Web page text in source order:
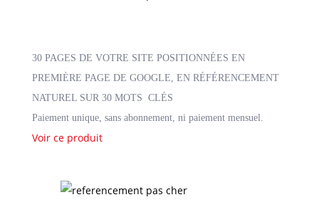
30 PAGES DE VOTRE SITE POSITIONNÉES EN
PREMIÈRE PAGE DE GOOGLE, EN RÉFÉRENCEMENT
NATUREL SUR 30 MOTS CLÉS
Paiement unique, sans abonnement, ni paiement mensuel.
Voir ce produit